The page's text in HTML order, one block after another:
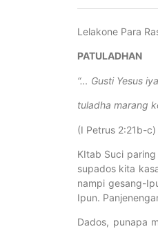
Lelakone Para
PATULADHAN
“… Gusti Yesus
tuladha marang
(I Petrus 2:21b-c)
KItab Suci
supados kita
nampi gesang-
Ipun.
Dados, punapa